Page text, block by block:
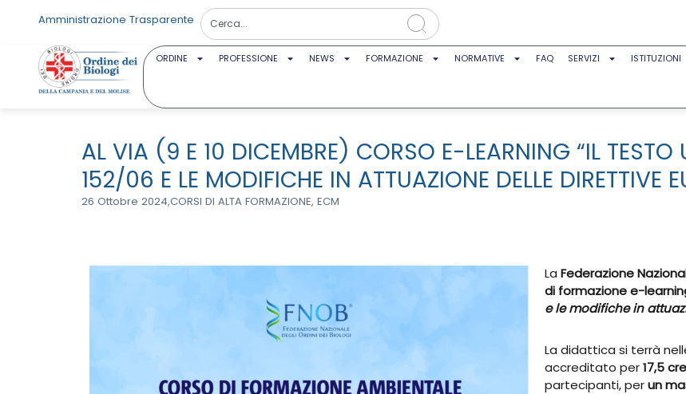
Amministrazione Trasparente
ORDINE PROFESSIONE NEWS FORMAZIONE NORMATIVE FAQ SERVIZI ISTITUZIONI
AL VIA (9 E 10 DICEMBRE) CORSO E-LEARNING “IL TESTO
152/06 E LE MODIFICHE IN ATTUAZIONE DELLE DIRETTIVE
26 Ottobre 2024,CORSI DI ALTA FORMAZIONE, ECM
La Federazione
di formazione e-
e le modifiche in
La didattica si terrà
accreditato per17,5
partecipanti, perun